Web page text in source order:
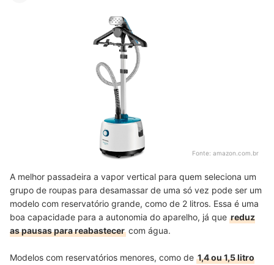
Fonte: amazon.com.br
A melhor passadeira a vapor vertical para quem seleciona um
grupo de roupas para desamassar de uma só vez pode ser um
modelo com reservatório grande, como de 2 litros. Essa é uma
boa capacidade para a autonomia do aparelho, já que reduz
as pausas para reabastecer com água.
Modelos com reservatórios menores, como de 1,4 ou 1,5 litro